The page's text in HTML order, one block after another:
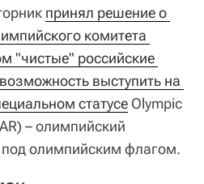
принял решение о
комитета
"чистые" российские
выступить на
статусе Olympic
– олимпийский
под олимпийским флагом.